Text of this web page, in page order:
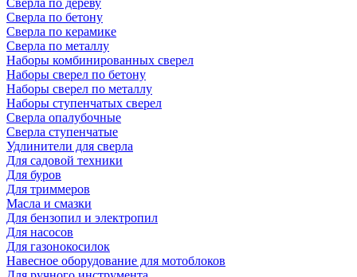
Сверла по дереву
Сверла по бетону
Сверла по керамике
Сверла по металлу
Наборы комбинированных сверел
Наборы сверел по бетону
Наборы сверел по металлу
Наборы ступенчатых сверел
Сверла опалубочные
Сверла ступенчатые
Удлинители для сверла
Для садовой техники
Для буров
Для триммеров
Масла и смазки
Для бензопил и электропил
Для насосов
Для газонокосилок
Навесное оборудование для мотоблоков